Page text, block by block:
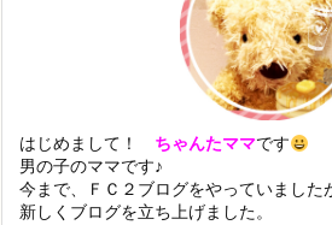
はじめまして！ ちゃんたママです
男の子のママです♪
今まで、ＦＣ２ブログをやっていました
新しくブログを立ち上げました。